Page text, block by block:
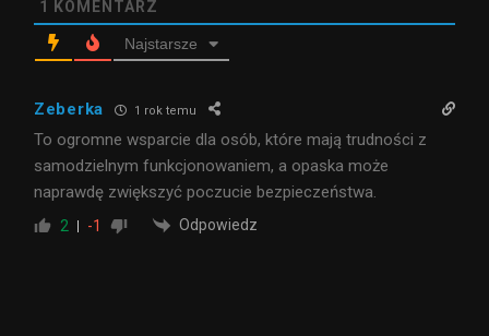
1 KOMENTARZ
Najstarsze
Zeberka 1 rok temu
To ogromne wsparcie dla osób, które mają trudności z
samodzielnym funkcjonowaniem, a opaska może
naprawdę zwiększyć poczucie bezpieczeństwa.
2 -1 Odpowiedz